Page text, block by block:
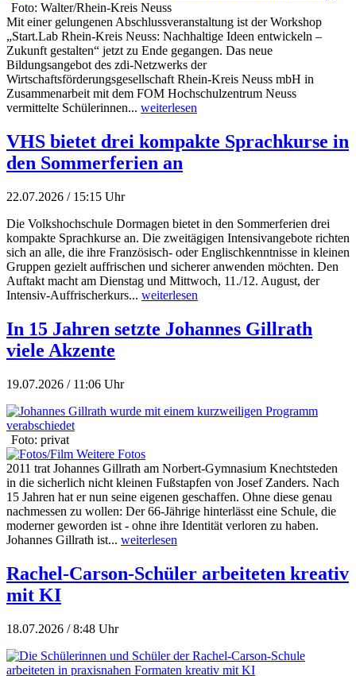
Foto: Walter/Rhein-Kreis Neuss
Mit einer gelungenen Abschlussveranstaltung ist der Workshop
„Start.Lab Rhein-Kreis Neuss: Nachhaltige Ideen entwickeln –
Zukunft gestalten“ jetzt zu Ende gegangen. Das neue
Bildungsangebot des zdi-Netzwerks der
Wirtschaftsförderungsgesellschaft Rhein-Kreis Neuss mbH in
Zusammenarbeit mit dem FOM Hochschulzentrum Neuss
vermittelte Schülerinnen... weiterlesen
VHS bietet drei kompakte Sprachkurse in
den Sommerferien an
22.07.2026 / 15:15 Uhr
Die Volkshochschule Dormagen bietet in den Sommerferien drei
kompakte Sprachkurse an. Die zweitägigen Intensivangebote richten
sich an alle, die ihre Französisch- oder Englischkenntnisse in kleinen
Gruppen gezielt auffrischen und sicherer anwenden möchten. Den
Auftakt macht am Dienstag und Mittwoch, 11./12. August, der
Intensiv-Auffrischerkurs... weiterlesen
In 15 Jahren setzte Johannes Gillrath
viele Akzente
19.07.2026 / 11:06 Uhr
Foto: privat
Weitere Fotos
2011 trat Johannes Gillrath am Norbert-Gymnasium Knechtsteden
in die sicherlich nicht kleinen Fußstapfen von Josef Zanders. Nach
15 Jahren hat er nun seine eigenen geschaffen. Ohne diese genau
nachmessen zu wollen: Der 66-Jährige hinterlässt eine Schule, die
moderner geworden ist - ohne ihre Identität verloren zu haben.
Johannes Gillrath ist... weiterlesen
Rachel-Carson-Schüler arbeiteten kreativ
mit KI
18.07.2026 / 8:48 Uhr